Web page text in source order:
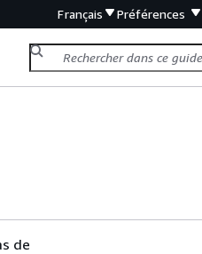
Français Préférences
de